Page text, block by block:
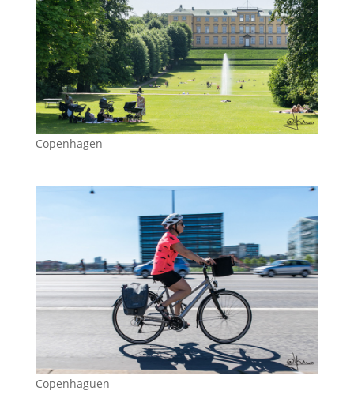
Copenhagen
Copenhaguen